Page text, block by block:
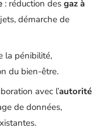
: réduction des gaz à
démarche de
la pénibilité,
du bien-être.
avec l’autorité
de données,